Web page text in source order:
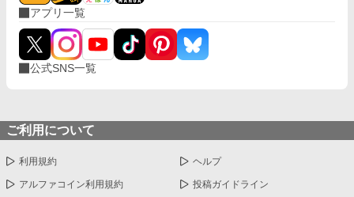
アプリ一覧
公式SNS一覧
ご利用について
利用規約 ヘルプ
アルファコイン利用規約 投稿ガイドライン